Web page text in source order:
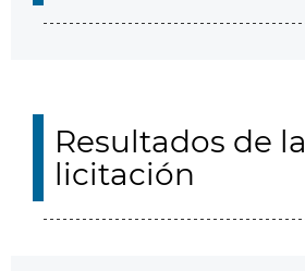
Resultados de la
licitación